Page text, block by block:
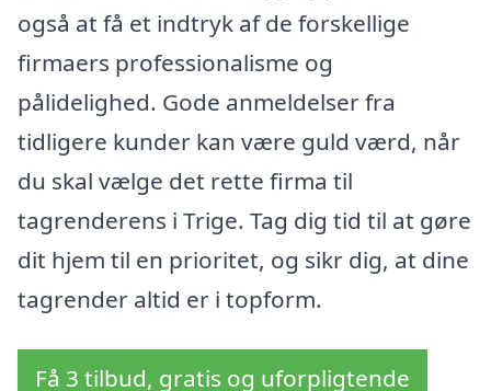
også at få et indtryk af de forskellige
firmaers professionalisme og
pålidelighed. Gode anmeldelser fra
tidligere kunder kan være guld værd, når
du skal vælge det rette firma til
tagrenderens i Trige. Tag dig tid til at gøre
dit hjem til en prioritet, og sikr dig, at dine
tagrender altid er i topform.
Få 3 tilbud, gratis og uforpligtende